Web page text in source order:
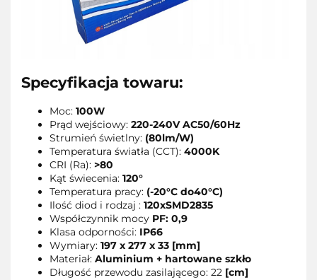
Specyfikacja towaru:
Moc: 100W
Prąd wejściowy: 220-240V AC50/60Hz
Strumień świetlny: (80lm/W)
Temperatura światła (CCT): 4000K
CRI (Ra): >80
Kąt świecenia: 120°
Temperatura pracy: (-20°C do40°C)
Ilość diod i rodzaj : 120xSMD2835
Współczynnik mocy PF: 0,9
Klasa odporności: IP66
Wymiary: 197 x 277 x 33 [mm]
Materiał: Aluminium + hartowane szkło
Długość przewodu zasilającego: 22 [cm]